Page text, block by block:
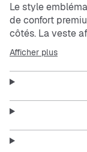
Le style
de confort
côtés. La veste
techniques,
renforcée par
l'ourlet et des
Fleece premium
sans être
superposer.
Afficher plus